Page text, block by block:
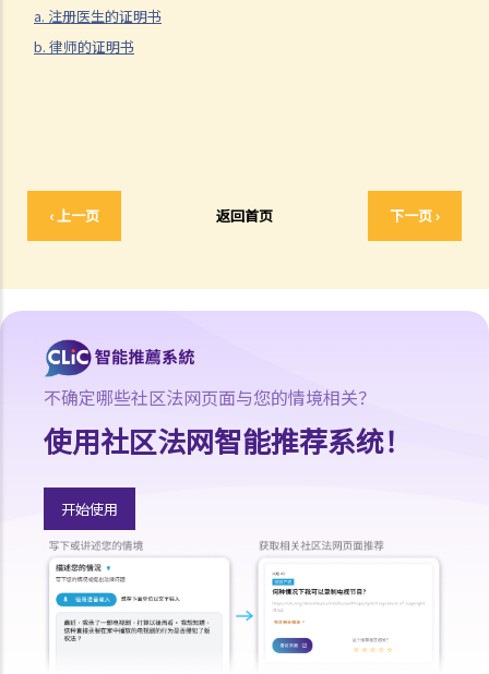
a. 注册医生的证明书
b. 律师的证明书
‹ 上一页 返回首页 下一页 ›
权人心肠变坏，而我已变得精神上无行为能力，那我有甚么保障？
4. 受权人的资格
是一名医生。事情应该很易办吧，只要他们见证我签署那份持久授权
书，我的儿子就可以顺利成为受权人吧？
5. 多于一名受权人？
b. 共同和各别行事
1. 我年纪已老，想要订立一份持久授权书。我有三位已成年的子女，他
们都是优秀和值得信赖的人。但若我变得精神上无行为能力，我希望能
让我的妻子处理我的财政事务。
6. 注册及通知
a. 注册持久授权书
b. 申请注册与完成注册之间的事宜
c. 就注册持久授权书作出通知
1. 假设授权人在其持久授权书内指定，持久授权书将在授权人被确诊患
有痴呆（失智）症之时开始生效。数年后，授权人出现了痴呆（失智）
不确定哪些社区法网页面与您的情境相关？
使用社区法网智能推荐系统！
开始使用